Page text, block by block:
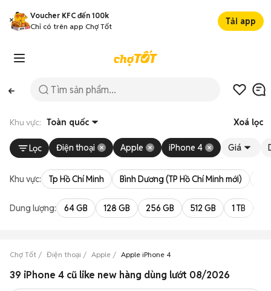
Voucher KFC đến 100k
Chỉ có trên app Chợ Tốt
Tải app
Khu vực: Toàn quốc Xoá lọc
Lọc Điện thoại Apple iPhone 4 Giá
Khu vực: Tp Hồ Chí Minh Bình Dương (TP Hồ Chí Minh mới)
Dung lượng: 64 GB 128 GB 256 GB 512 GB 1 TB
Chợ Tốt Điện thoại Apple Apple iPhone 4
39 iPhone 4 cũ like new hàng dùng lướt 08/2026